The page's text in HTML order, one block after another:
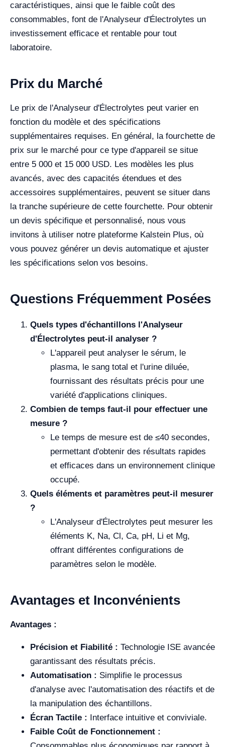
caractéristiques, ainsi que le faible coût des
consommables, font de l'Analyseur d'Électrolytes un
investissement efficace et rentable pour tout
laboratoire.
Prix du Marché
Le prix de l'Analyseur d'Électrolytes peut varier en
fonction du modèle et des spécifications
supplémentaires requises. En général, la fourchette de
prix sur le marché pour ce type d'appareil se situe
entre 5 000 et 15 000 USD. Les modèles les plus
avancés, avec des capacités étendues et des
accessoires supplémentaires, peuvent se situer dans
la tranche supérieure de cette fourchette. Pour obtenir
un devis spécifique et personnalisé, nous vous
invitons à utiliser notre plateforme Kalstein Plus, où
vous pouvez générer un devis automatique et ajuster
les spécifications selon vos besoins.
Questions Fréquemment Posées
Quels types d'échantillons l'Analyseur
d'Électrolytes peut-il analyser ?
L'appareil peut analyser le sérum, le
plasma, le sang total et l'urine diluée,
fournissant des résultats précis pour une
variété d'applications cliniques.
Combien de temps faut-il pour effectuer une
mesure ?
Le temps de mesure est de ≤40 secondes,
permettant d'obtenir des résultats rapides
et efficaces dans un environnement clinique
occupé.
Quels éléments et paramètres peut-il mesurer
?
L'Analyseur d'Électrolytes peut mesurer les
éléments K, Na, Cl, Ca, pH, Li et Mg,
offrant différentes configurations de
paramètres selon le modèle.
Avantages et Inconvénients
Avantages :
Précision et Fiabilité : Technologie ISE avancée
garantissant des résultats précis.
Automatisation : Simplifie le processus
d'analyse avec l'automatisation des réactifs et de
la manipulation des échantillons.
Écran Tactile : Interface intuitive et conviviale.
Faible Coût de Fonctionnement :